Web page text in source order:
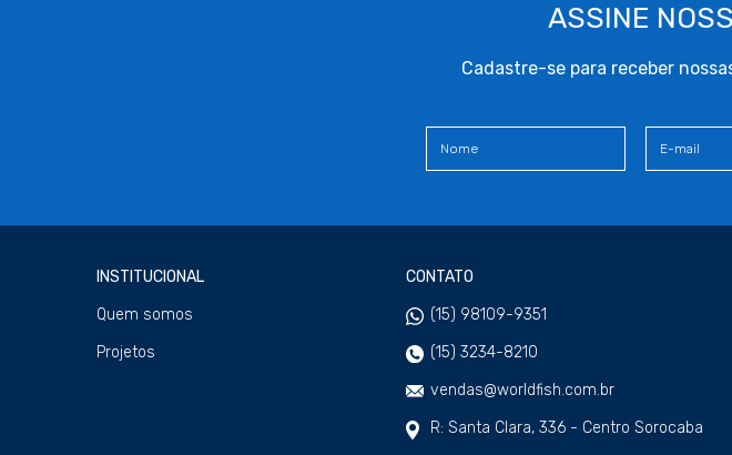
ASSINE
Cadastre-se para receber
INSTITUCIONAL
Quem somos
Projetos
CONTATO
(15) 98109-9351
(15) 3234-8210
vendas@worldfish.com.br
R: Santa Clara, 336 - Centro Sorocaba